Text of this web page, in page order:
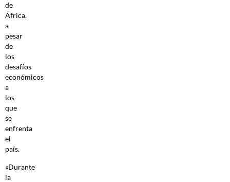
de
África,
a
pesar
de
los
desafíos
económicos
a
los
que
se
enfrenta
el
país.
«Durante
la